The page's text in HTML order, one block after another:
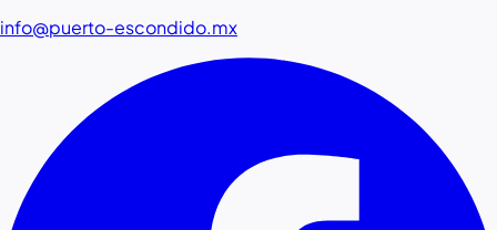
info@puerto-escondido.mx